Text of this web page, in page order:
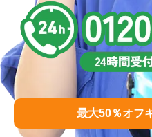
最大50％オフ